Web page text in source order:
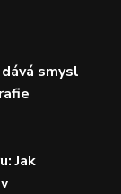
smysl
Jak